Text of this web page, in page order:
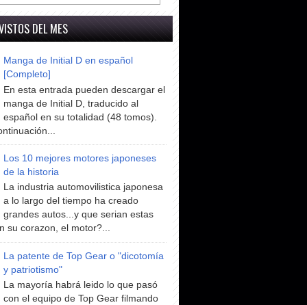
DEL MES
Manga de Initial D en español
[Completo]
En esta entrada pueden descargar el
manga de Initial D, traducido al
español en su totalidad (48 tomos).
Los 10 mejores motores japoneses
de la historia
La industria automovilistica japonesa
a lo largo del tiempo ha creado
grandes autos...y que serian estas
su corazon, el motor?...
La patente de Top Gear o "dicotomía
y patriotismo"
La mayoría habrá leido lo que pasó
con el equipo de Top Gear filmando